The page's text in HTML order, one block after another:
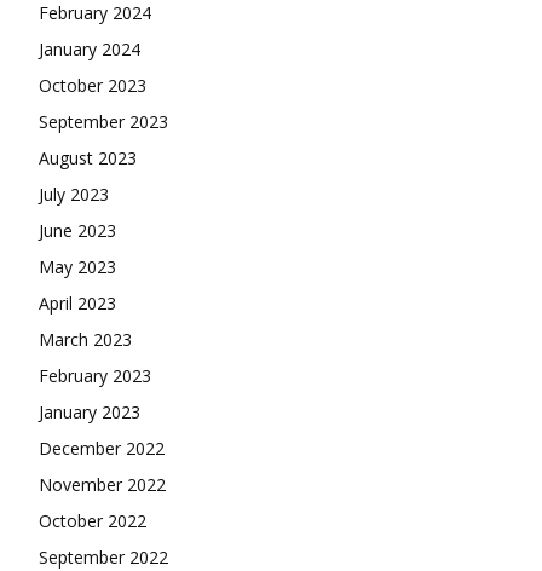
February 2024
January 2024
October 2023
September 2023
August 2023
July 2023
June 2023
May 2023
April 2023
March 2023
February 2023
January 2023
December 2022
November 2022
October 2022
September 2022